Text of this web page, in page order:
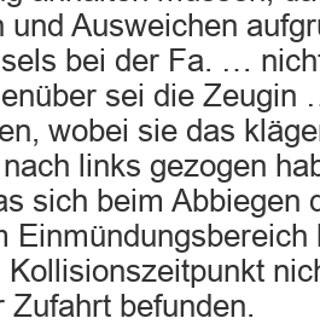
und Ausweichen
bei der Fa. …
sei die Zeugin
wobei sie das
links gezogen
sich beim Abbiegen
Einmündungsbereich
Kollisionszeitpunkt
Zufahrt befunden.